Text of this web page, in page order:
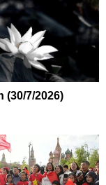
(30/7/2026)